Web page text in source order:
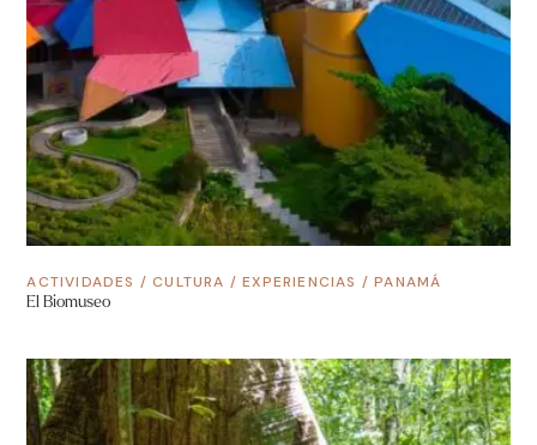
ACTIVIDADES /CULTURA /EXPERIENCIAS /PANAMÁ
El Biomuseo